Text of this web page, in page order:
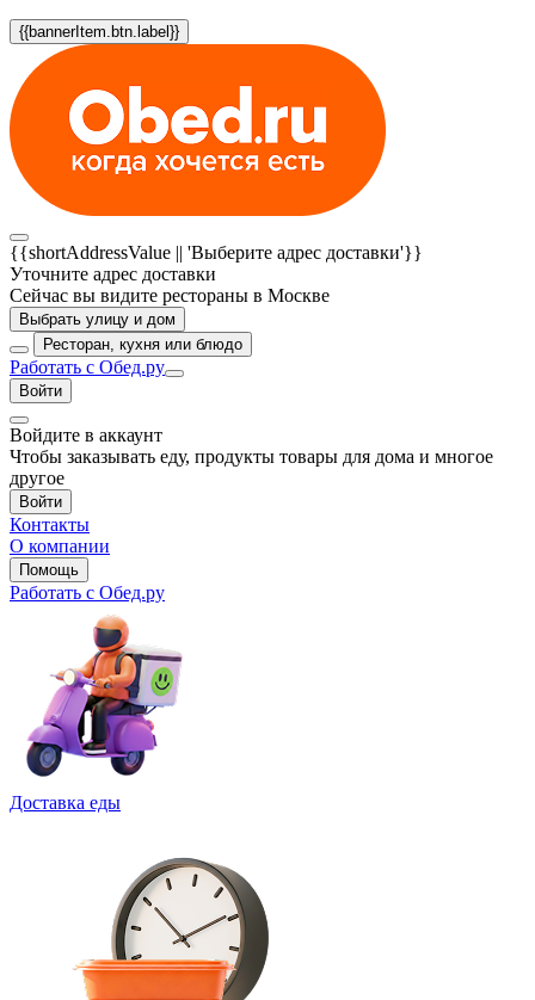
{{bannerItem.btn.label}}
{{shortAddressValue || 'Выберите адрес доставки'}}
Уточните адрес доставки
Сейчас вы видите рестораны в Москве
Выбрать улицу и дом
Ресторан, кухня или блюдо
Работать с Обед.ру
Войти
Войдите в аккаунт
Чтобы заказывать еду, продукты товары для дома и многое
другое
Войти
Контакты
О компании
Помощь
Работать с Обед.ру
Доставка еды